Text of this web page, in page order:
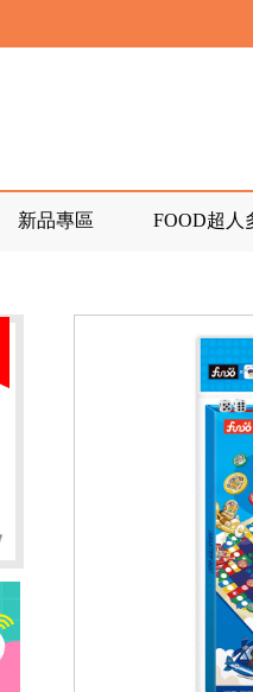
服 寄回發票需附上回郵郵票
」目前正興建中!
新品專區 FOOD超人